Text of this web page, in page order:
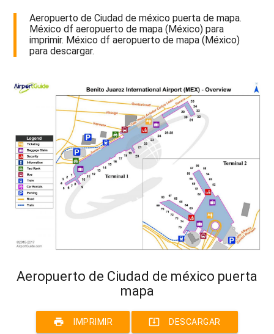
Aeropuerto de Ciudad de méxico puerta de mapa.
México df aeropuerto de mapa (México) para
imprimir. México df aeropuerto de mapa (México)
para descargar.
Aeropuerto de Ciudad de méxico puerta
mapa
print IMPRIMIR system_update_alt DESCARGAR